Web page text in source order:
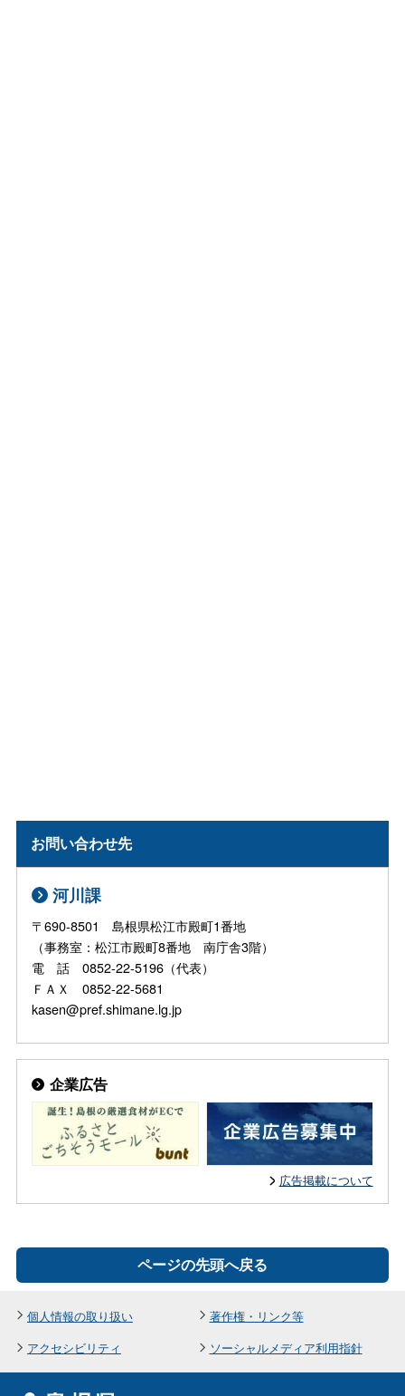
お問い合わせ先
河川課
〒690-8501 島根県松江市殿町1番地
（事務室：松江市殿町8番地 南庁舎3階）
電 話 0852-22-5196（代表）
ＦＡＸ 0852-22-5681
kasen@pref.shimane.lg.jp
企業広告
広告掲載について
ページの先頭へ戻る
個人情報の取り扱い
著作権・リンク等
アクセシビリティ
ソーシャルメディア利用指針